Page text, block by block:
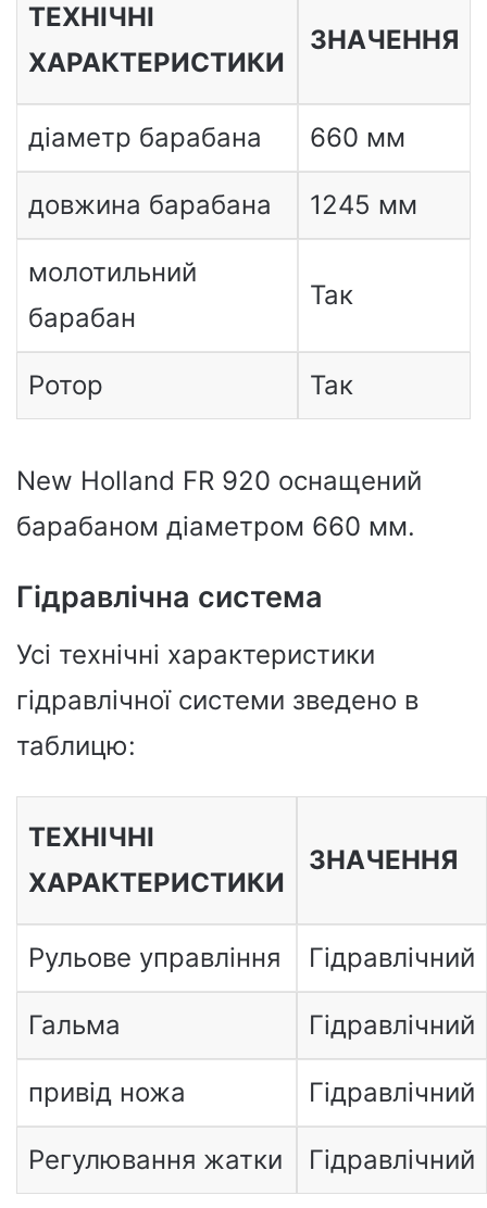
ТЕХНІЧНІ
ХАРАКТЕРИСТИКИ
ЗНАЧЕННЯ
діаметр барабана 660 мм
довжина барабана 1245 мм
молотильний
барабан
Так
Ротор Так
New Holland FR 920 оснащений
барабаном діаметром 660 мм.
Гідравлічна система
Усі технічні характеристики
гідравлічної системи зведено в
таблицю:
ТЕХНІЧНІ
ХАРАКТЕРИСТИКИ
ЗНАЧЕННЯ
Рульове управління Гідравлічний
Гальма Гідравлічний
привід ножа Гідравлічний
Регулювання жатки Гідравлічний